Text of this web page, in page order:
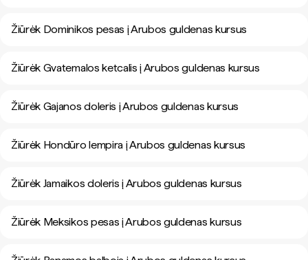
Žiūrėk Dominikos pesas į Arubos guldenas kursus
Žiūrėk Gvatemalos ketcalis į Arubos guldenas kursus
Žiūrėk Gajanos doleris į Arubos guldenas kursus
Žiūrėk Hondūro lempira į Arubos guldenas kursus
Žiūrėk Jamaikos doleris į Arubos guldenas kursus
Žiūrėk Meksikos pesas į Arubos guldenas kursus